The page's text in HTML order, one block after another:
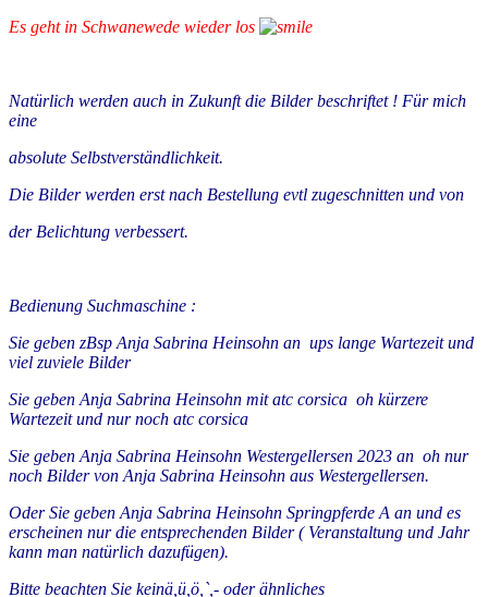
Es geht in Schwanewede wieder los
Natürlich werden auch in Zukunft die Bilder beschriftet ! Für mich
eine
absolute Selbstverständlichkeit.
Die Bilder werden erst nach Bestellung evtl zugeschnitten und von
der Belichtung verbessert.
Bedienung Suchmaschine :
Sie geben zBsp Anja Sabrina Heinsohn an ups lange Wartezeit und
viel zuviele Bilder
Sie geben Anja Sabrina Heinsohn mit atc corsica oh kürzere
Wartezeit und nur noch atc corsica
Sie geben Anja Sabrina Heinsohn Westergellersen 2023 an oh nur
noch Bilder von Anja Sabrina Heinsohn aus Westergellersen.
Oder Sie geben Anja Sabrina Heinsohn Springpferde A an und es
erscheinen nur die entsprechenden Bilder ( Veranstaltung und Jahr
kann man natürlich dazufügen).
Bitte beachten Sie keinä,ü,ö,`,- oder ähnliches